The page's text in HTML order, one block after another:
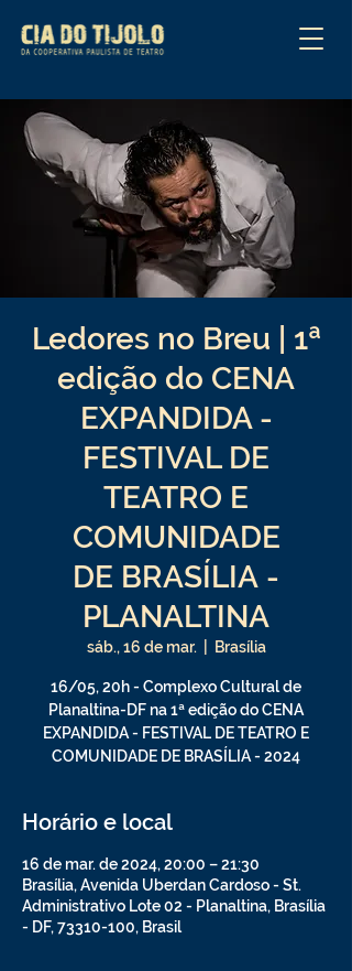
Ledores no Breu | 1ª
edição do CENA
EXPANDIDA -
FESTIVAL DE
TEATRO E
COMUNIDADE
DE BRASÍLIA -
PLANALTINA
sáb., 16 de mar. Brasília
16/05, 20h - Complexo Cultural de
Planaltina-DF na 1ª edição do CENA
EXPANDIDA - FESTIVAL DE TEATRO E
Horário e local
16 de mar. de 2024, 20:00 – 21:30
Brasília, Avenida Uberdan Cardoso - St.
Administrativo Lote 02 - Planaltina, Brasília
- DF, 73310-100, Brasil